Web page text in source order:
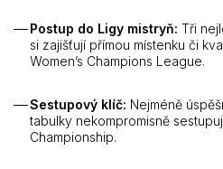
Postup do Ligy mistryň: Tři
si zajišťují přímou místenku či
Women’s Champions League.
Sestupový klíč: Nejméně
tabulky nekompromisně
Championship.